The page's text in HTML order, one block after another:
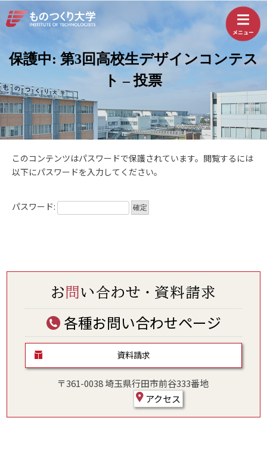
保護中: 第3回高校生デザインコンテス
ト – 投票
このコンテンツはパスワードで保護されています。閲覧するには
以下にパスワードを入力してください。
パスワード:
各種お問い合わせページ
資料請求
〒361-0038 埼玉県行田市前谷333番地
アクセス